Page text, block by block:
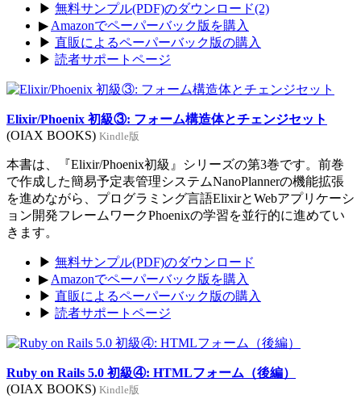
▶ 無料サンプル(PDF)のダウンロード(2)
▶ Amazonでペーパーバック版を購入
▶ 直販によるペーパーバック版の購入
▶ 読者サポートページ
Elixir/Phoenix 初級③: フォーム構造体とチェンジセット
(OIAX BOOKS) Kindle版
本書は、『Elixir/Phoenix初級』シリーズの第3巻です。前巻
で作成した簡易予定表管理システムNanoPlannerの機能拡張
を進めながら、プログラミング言語ElixirとWebアプリケーシ
ョン開発フレームワークPhoenixの学習を並行的に進めてい
きます。
▶ 無料サンプル(PDF)のダウンロード
▶ Amazonでペーパーバック版を購入
▶ 直販によるペーパーバック版の購入
▶ 読者サポートページ
Ruby on Rails 5.0 初級④: HTMLフォーム（後編）
(OIAX BOOKS) Kindle版